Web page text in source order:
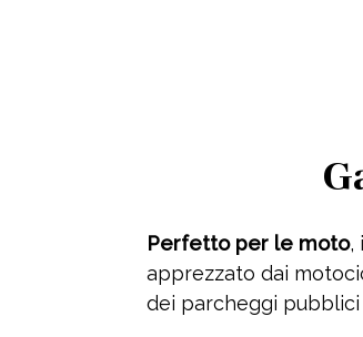
Perfetto per le moto,
apprezzato dai
dei parcheggi pubblici